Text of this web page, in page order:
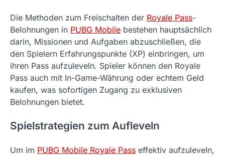
Die Methoden zum Freischalten der Royale Pass-
Belohnungen in PUBG Mobile bestehen hauptsächlich
darin, Missionen und Aufgaben abzuschließen, die
den Spielern Erfahrungspunkte (XP) einbringen, um
ihren Pass aufzuleveln. Spieler können den Royale
Pass auch mit In-Game-Währung oder echtem Geld
kaufen, was sofortigen Zugang zu exklusiven
Belohnungen bietet.
Spielstrategien zum Aufleveln
Um im PUBG Mobile Royale Pass effektiv aufzuleveln,